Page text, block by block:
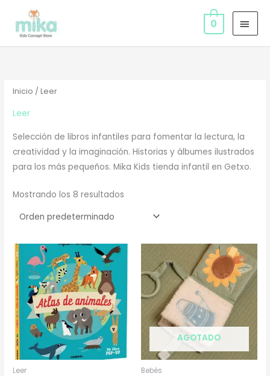
contenido
0
Inicio / Leer
Leer
Selección de libros infantiles para fomentar la lectura, la
creatividad y la imaginación. Historias y álbumes ilustrados
para los más pequeños. Mika Kids tienda infantil en Getxo.
Mostrando los 8 resultados
Leer
AGOTADO
Bebés